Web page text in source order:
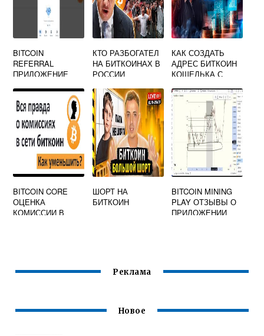
BITCOIN
REFERRAL
ПРИЛОЖЕНИЕ
КТО РАЗБОГАТЕЛ
НА БИТКОИНАХ В
РОССИИ
КАК СОЗДАТЬ
АДРЕС БИТКОИН
КОШЕЛЬКА С
ЗАКРЫТОГО
КЛЮЧА
BITCOIN CORE
ОЦЕНКА
КОМИССИИ В
ШОРТ НА
БИТКОИН
BITCOIN MINING
PLAY ОТЗЫВЫ О
ПРИЛОЖЕНИИ
Реклама
Новое